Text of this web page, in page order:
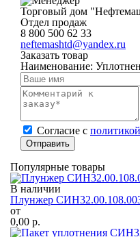
Торговый дом
Отдел продаж
8 800 500 62 33
neftemashtd@yandex.ru
Заказать товар
Наименование:
Cогласие с
Отправить
Популярные товары
В наличии
Плунжер
от
0,00 р.